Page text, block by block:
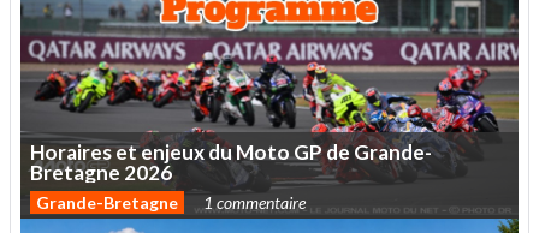
HorairesetenjeuxduMotoGPdeGrande-
Bretagne 2026
Grande-Bretagne 1 commentaire